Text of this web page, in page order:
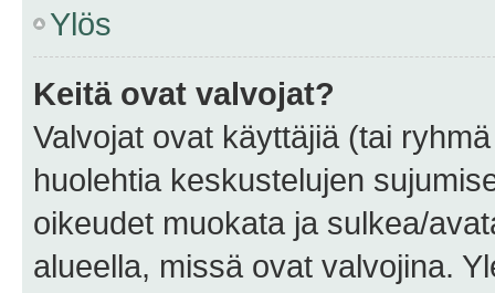
Ylös
Keitä ovat valvojat?
Valvojat ovat käyttäjiä (tai
huolehtia keskustelujen
oikeudet muokata ja sulkea/
alueella, missä ovat valvojina.